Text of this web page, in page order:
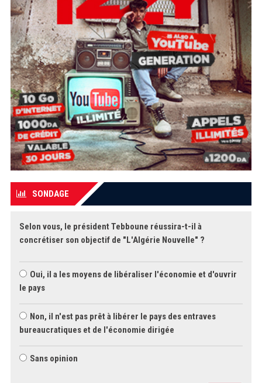
SONDAGE
Selon vous, le président Tebboune réussira-t-il à
concrétiser son objectif de "L'Algérie Nouvelle" ?
Oui, il a les moyens de libéraliser l'économie et d'ouvrir
le pays
Non, il n'est pas prêt à libérer le pays des entraves
bureaucratiques et de l'économie dirigée
Sans opinion